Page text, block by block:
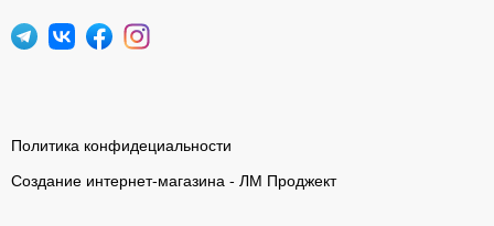
Политика конфидециальности
Создание интернет-магазина - ЛМ Проджект